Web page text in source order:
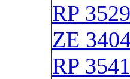
RP
ZE
RP